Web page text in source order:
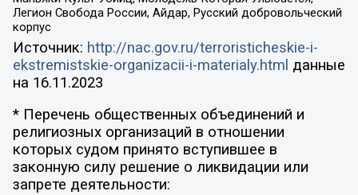
Легион Свобода России, Айдар, Русский добровольческий
корпус
Источник: http://nac.gov.ru/terroristicheskie-i-
ekstremistskie-organizacii-i-materialy.html данные
на 16.11.2023
* Перечень общественных объединений и
религиозных организаций в отношении
которых судом принято вступившее в
законную силу решение о ликвидации или
запрете деятельности: